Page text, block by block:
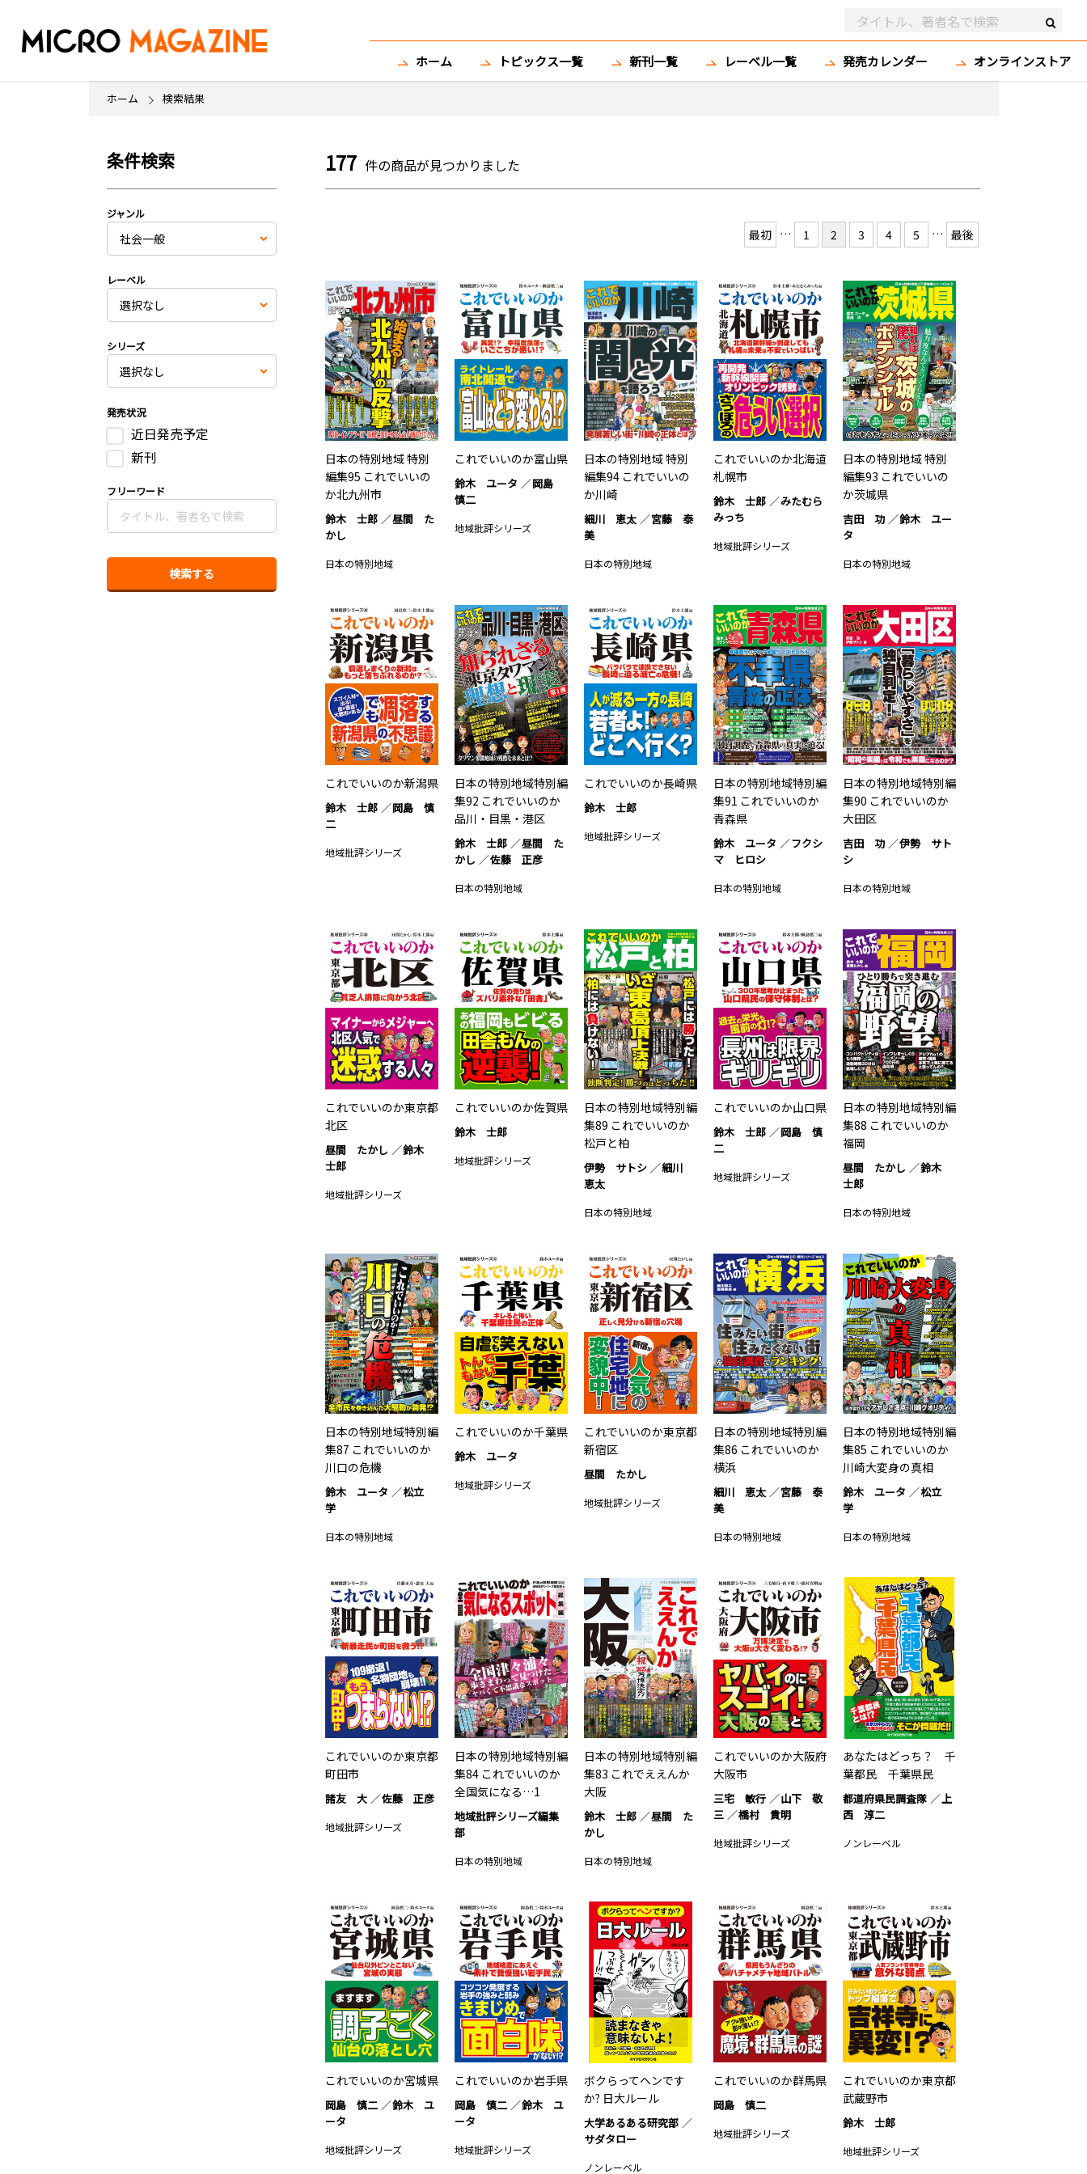
ホーム トピックス一覧 新刊一覧 レーベル一覧 発売カレンダー オンラインストア
ホーム 検索結果
条件検索
ジャンル
レーベル
シリーズ
発売状況
近日発売予定
新刊
フリーワード
177 件の商品が見つかりました
最初 … 1 2 3 4 5 … 最後
日本の特別地域 特別
編集95 これでいいの
か北九州市
鈴木 士郎
昼間 た
かし
日本の特別地域
これでいいのか富山県
鈴木 ユータ
岡島
慎二
地域批評シリーズ
日本の特別地域 特別
編集94 これでいいの
か川崎
細川 恵太
宮藤 泰
美
日本の特別地域
これでいいのか北海道
札幌市
鈴木 士郎
みたむら
みっち
地域批評シリーズ
日本の特別地域 特別
編集93 これでいいの
か茨城県
吉田 功
鈴木 ユー
タ
日本の特別地域
これでいいのか新潟県
鈴木 士郎
岡島 慎
二
地域批評シリーズ
日本の特別地域特別編
集92 これでいいのか
品川・目黒・港区
鈴木 士郎
昼間 た
かし
佐藤 正彦
日本の特別地域
これでいいのか長崎県
鈴木 士郎
地域批評シリーズ
日本の特別地域特別編
集91 これでいいのか
青森県
鈴木 ユータ
フクシ
マ ヒロシ
日本の特別地域
日本の特別地域特別編
集90 これでいいのか
大田区
吉田 功
伊勢 サト
シ
日本の特別地域
これでいいのか東京都
北区
昼間 たかし
鈴木
士郎
地域批評シリーズ
これでいいのか佐賀県
鈴木 士郎
地域批評シリーズ
日本の特別地域特別編
集89 これでいいのか
松戸と柏
伊勢 サトシ
細川
恵太
日本の特別地域
これでいいのか山口県
鈴木 士郎
岡島 慎
二
地域批評シリーズ
日本の特別地域特別編
集88 これでいいのか
福岡
昼間 たかし
鈴木
士郎
日本の特別地域
日本の特別地域特別編
集87 これでいいのか
川口の危機
鈴木 ユータ
松立
学
日本の特別地域
これでいいのか千葉県
鈴木 ユータ
地域批評シリーズ
これでいいのか東京都
新宿区
昼間 たかし
地域批評シリーズ
日本の特別地域特別編
集86 これでいいのか
横浜
細川 恵太
宮藤 泰
美
日本の特別地域
日本の特別地域特別編
集85 これでいいのか
川崎大変身の真相
鈴木 ユータ
松立
学
日本の特別地域
これでいいのか東京都
町田市
諸友 大 佐藤 正彦
地域批評シリーズ
日本の特別地域特別編
集84 これでいいのか
全国気になる…1
地域批評シリーズ編集
部
日本の特別地域
日本の特別地域特別編
集83 これでええんか
大阪
鈴木 士郎
昼間 た
かし
日本の特別地域
これでいいのか大阪府
大阪市
三宅 敏行
山下 敬
三
橋村 貴明
地域批評シリーズ
あなたはどっち？ 千
葉都民 千葉県民
都道府県民調査隊
上
西 淳二
ノンレーベル
これでいいのか宮城県
岡島 慎二
鈴木 ユ
ータ
地域批評シリーズ
これでいいのか岩手県
岡島 慎二
鈴木 ユ
ータ
地域批評シリーズ
ボクらってヘンです
か? 日大ルール
大学あるある研究部
サダタロー
ノンレーベル
これでいいのか群馬県
岡島 慎二
地域批評シリーズ
これでいいのか東京都
武蔵野市
鈴木 士郎
地域批評シリーズ